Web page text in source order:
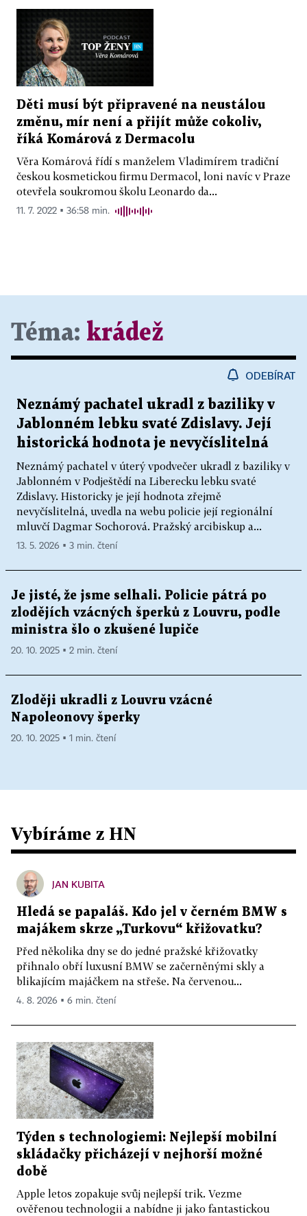
Děti musí být připravené na neustálou
změnu, mír není a přijít může cokoliv,
říká Komárová z Dermacolu
Věra Komárová řídí s manželem Vladimírem tradiční
českou kosmetickou firmu Dermacol, loni navíc v Praze
otevřela soukromou školu Leonardo da...
11. 7. 2022 ▪ 36:58 min.
Téma: krádež
ODEBÍRAT
Neznámý pachatel ukradl z baziliky v
Jablonném lebku svaté Zdislavy. Její
historická hodnota je nevyčíslitelná
Neznámý pachatel v úterý vpodvečer ukradl z baziliky v
Jablonném v Podještědí na Liberecku lebku svaté
Zdislavy. Historicky je její hodnota zřejmě
nevyčíslitelná, uvedla na webu policie její regionální
mluvčí Dagmar Sochorová. Pražský arcibiskup a...
13. 5. 2026 ▪ 3 min. čtení
Je jisté, že jsme selhali. Policie pátrá po
zlodějích vzácných šperků z Louvru, podle
ministra šlo o zkušené lupiče
20. 10. 2025 ▪ 2 min. čtení
Zloději ukradli z Louvru vzácné
Napoleonovy šperky
20. 10. 2025 ▪ 1 min. čtení
Vybíráme z HN
JAN KUBITA
Hledá se papaláš. Kdo jel v černém BMW s
majákem skrze „Turkovu“ křižovatku?
Před několika dny se do jedné pražské křižovatky
přihnalo obří luxusní BMW se začerněnými skly a
blikajícím majáčkem na střeše. Na červenou...
4. 8. 2026 ▪ 6 min. čtení
Týden s technologiemi: Nejlepší mobilní
skládačky přicházejí v nejhorší možné
době
Apple letos zopakuje svůj nejlepší trik. Vezme
ověřenou technologii a nabídne ji jako fantastickou